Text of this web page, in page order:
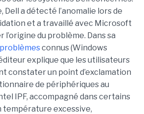
Dell a détecté l’anomalie lors de
et a travaillé avec Microsoft
l’origine du problème. Dans sa
connus (Windows
explique que les utilisateurs
constater un point d’exclamation
de périphériques au
IPF, accompagné dans certains
température excessive,